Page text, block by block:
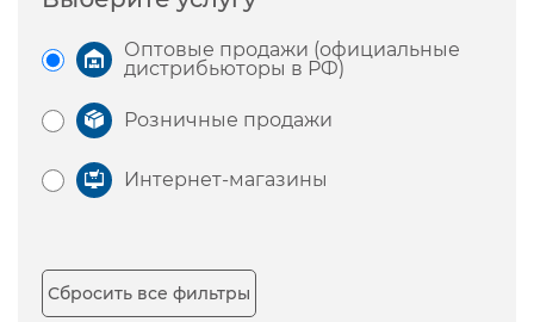
Оптовые продажи (официальные
дистрибьюторы в РФ)
Розничные продажи
Интернет-магазины
Сбросить все фильтры